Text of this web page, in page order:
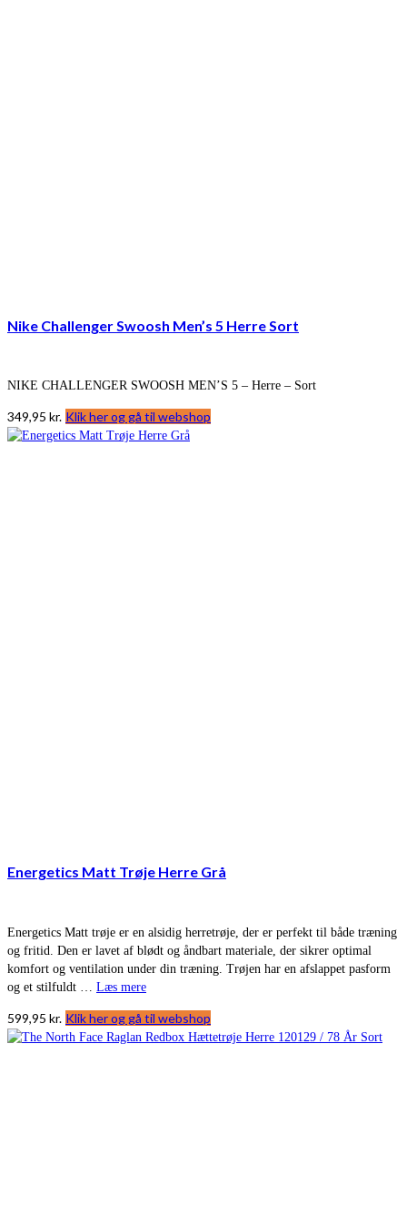
Nike Challenger Swoosh Men’s 5 Herre Sort
NIKE CHALLENGER SWOOSH MEN’S 5 – Herre – Sort
349,95 kr. Klik her og gå til webshop
Energetics Matt Trøje Herre Grå
Energetics Matt trøje er en alsidig herretrøje, der er perfekt til både træning
og fritid. Den er lavet af blødt og åndbart materiale, der sikrer optimal
komfort og ventilation under din træning. Trøjen har en afslappet pasform
og et stilfuldt … Læs mere
599,95 kr. Klik her og gå til webshop